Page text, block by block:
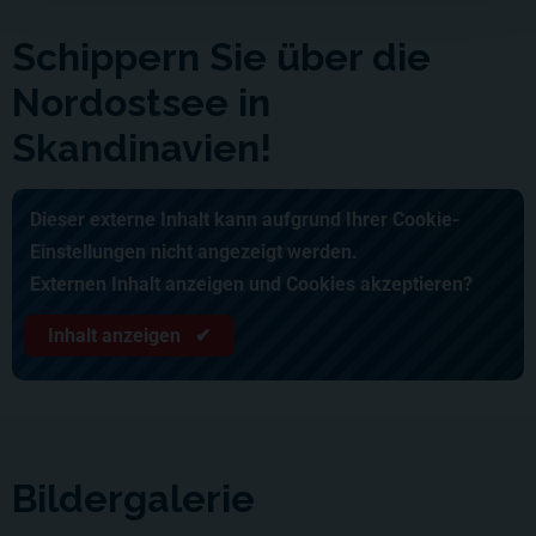
Schippern Sie über die
Nordostsee in
Skandinavien!
Dieser externe Inhalt kann aufgrund Ihrer Cookie-
Einstellungen nicht angezeigt werden.
Externen Inhalt anzeigen und Cookies akzeptieren?
Inhalt anzeigen ✔
Bildergalerie